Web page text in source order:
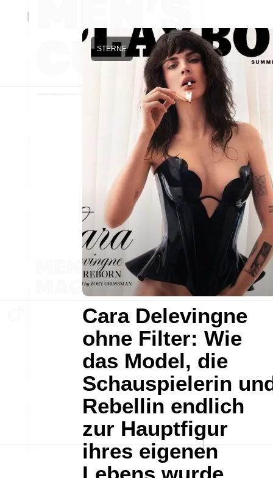
Cara Delevingne
ohne Filter: Wie
das Model, die
Schauspielerin
Rebellin endlich
zur Hauptfigur
ihres eigenen
Lebens wurde
STERNE